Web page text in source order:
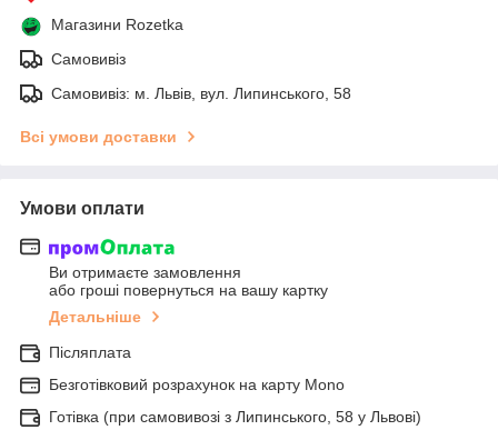
Магазини Rozetka
Самовивіз
Самовивіз: м. Львів, вул. Липинського, 58
Всі умови доставки
Умови оплати
Ви отримаєте замовлення
або гроші повернуться на вашу картку
Детальніше
Післяплата
Безготівковий розрахунок на карту Mono
Готівка (при самовивозі з Липинського, 58 у Львові)